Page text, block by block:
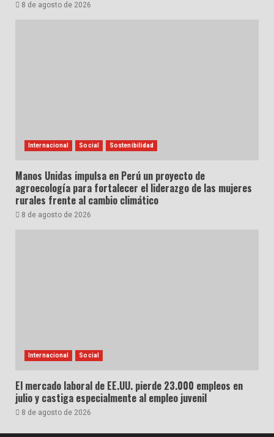
8 de agosto de 2026
Internacional Social Sostenibilidad
Manos Unidas impulsa en Perú un proyecto de
agroecología para fortalecer el liderazgo de las mujeres
rurales frente al cambio climático
8 de agosto de 2026
Internacional Social
El mercado laboral de EE.UU. pierde 23.000 empleos en
julio y castiga especialmente al empleo juvenil
8 de agosto de 2026